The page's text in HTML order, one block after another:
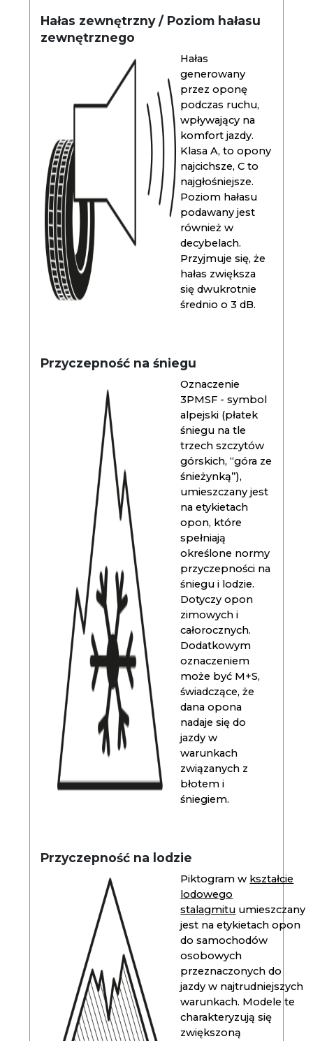
Hałas zewnętrzny / Poziom hałasu
zewnętrznego
Hałas
generowany
przez oponę
podczas ruchu,
wpływający na
komfort jazdy.
Klasa A, to opony
najcichsze, C to
najgłośniejsze.
Poziom hałasu
podawany jest
również w
decybelach.
Przyjmuje się, że
hałas zwiększa
się dwukrotnie
średnio o 3 dB.
Przyczepność na śniegu
Oznaczenie
3PMSF - symbol
alpejski (płatek
śniegu na tle
trzech szczytów
górskich, “góra ze
śnieżynką”),
umieszczany jest
na etykietach
opon, które
spełniają
określone normy
przyczepności na
śniegu i lodzie.
Dotyczy opon
zimowych i
całorocznych.
Dodatkowym
oznaczeniem
może być M+S,
świadczące, że
dana opona
nadaje się do
jazdy w
warunkach
związanych z
błotem i
śniegiem.
Przyczepność na lodzie
Piktogram w kształcie
lodowego
stalagmitu umieszczany
jest na etykietach opon
do samochodów
osobowych
przeznaczonych do
jazdy w najtrudniejszych
warunkach. Modele te
charakteryzują się
zwiększoną